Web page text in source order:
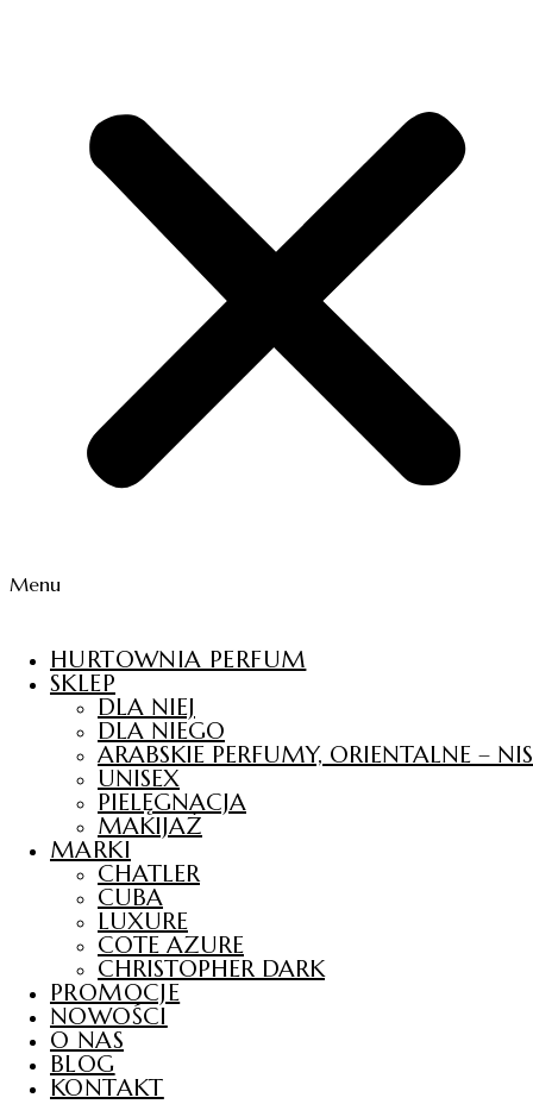
Menu
HURTOWNIA PERFUM
SKLEP
DLA NIEJ
DLA NIEGO
ARABSKIE PERFUMY, ORIENTALNE –
UNISEX
PIELĘGNACJA
MAKIJAŻ
MARKI
CHATLER
CUBA
LUXURE
COTE AZURE
CHRISTOPHER DARK
PROMOCJE
NOWOŚCI
O NAS
BLOG
KONTAKT